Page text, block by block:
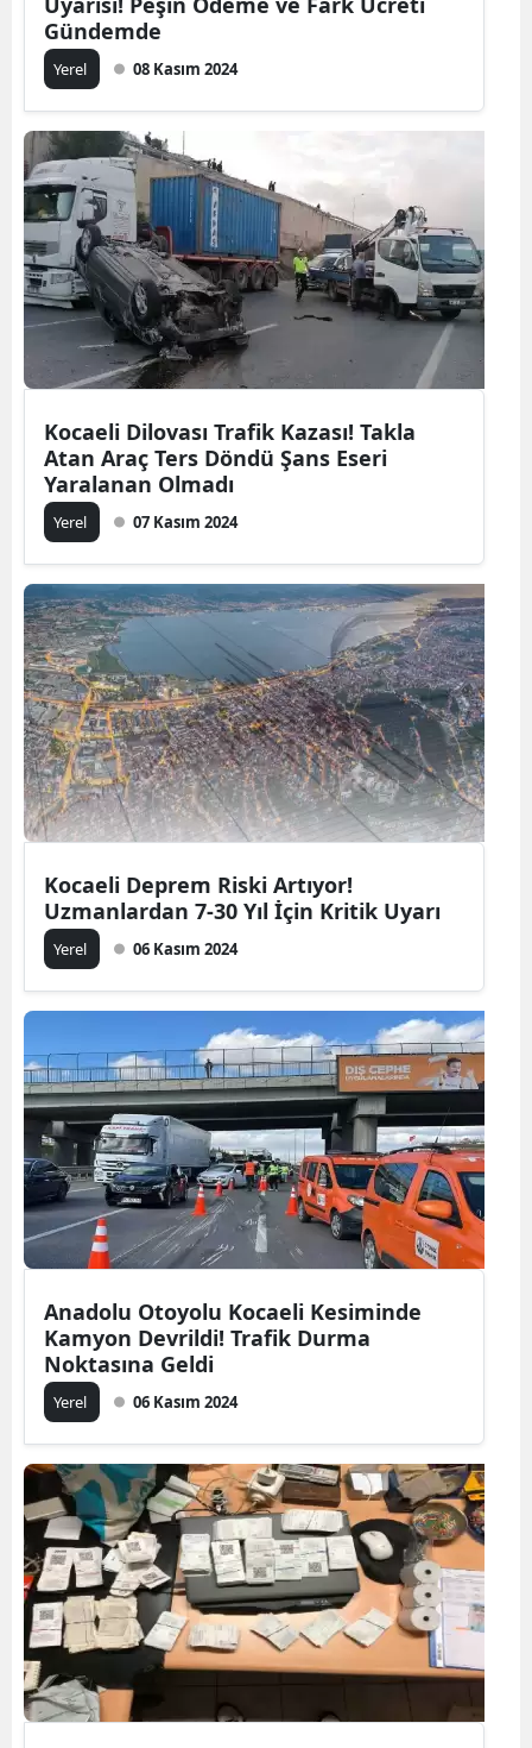
Gündemde
Yerel 08 Kasım 2024
Kocaeli Dilovası Trafik Kazası! Takla
Atan Araç Ters Döndü Şans Eseri
Yaralanan Olmadı
Yerel 07 Kasım 2024
Kocaeli Deprem Riski Artıyor!
Uzmanlardan 7-30 Yıl İçin Kritik Uyarı
Yerel 06 Kasım 2024
Anadolu Otoyolu Kocaeli Kesiminde
Kamyon Devrildi! Trafik Durma
Noktasına Geldi
Yerel 06 Kasım 2024